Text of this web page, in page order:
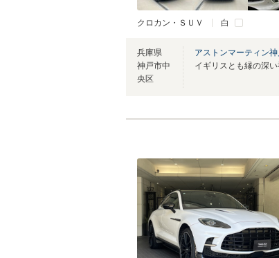
クロカン・ＳＵＶ 白
兵庫県
神戸市中
央区
アストンマーティン